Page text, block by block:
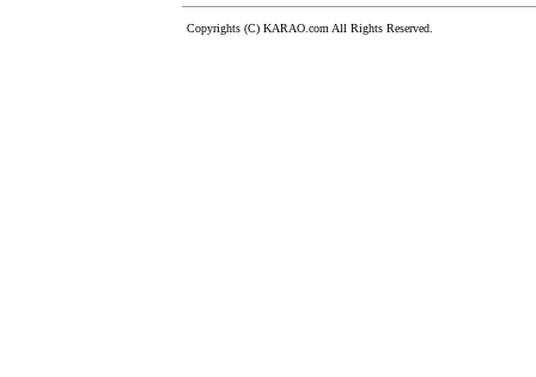
Copyrights (C) KARAO.com All Rights Reserved.